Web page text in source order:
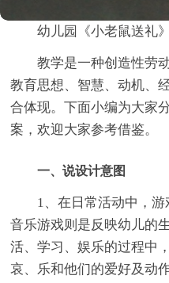
幼儿园《小老鼠送礼
教学是一种创造性劳
教育思想、智慧、动机、
合体现。下面小编为大家
案，欢迎大家参考借鉴。
一、说设计意图
1、在日常活动中，游
音乐游戏则是反映幼儿的
活、学习、娱乐的过程中
哀、乐和他们的爱好及动